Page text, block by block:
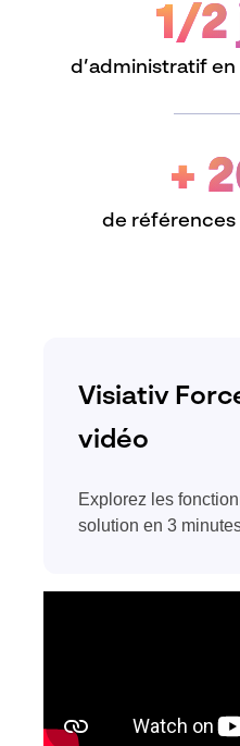
1/2
d’administratif
+
de références
Visiativ
vidéo
Explorez les
solution en 3